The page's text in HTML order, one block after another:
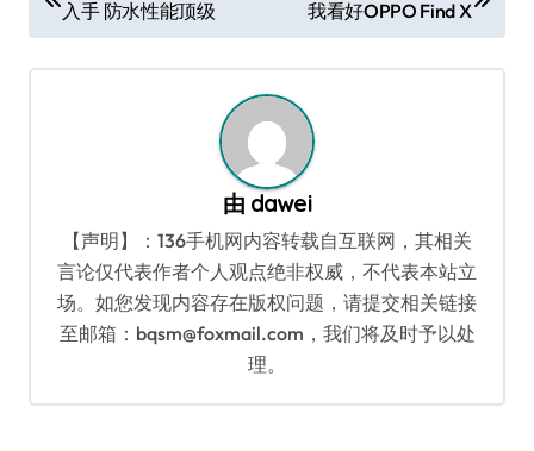
章
导
入手 防水性能顶级
我看好OPPO Find X
由 dawei
【声明】：136手机网内容转载自互联网，其相关
言论仅代表作者个人观点绝非权威，不代表本站立
场。如您发现内容存在版权问题，请提交相关链接
至邮箱：bqsm@foxmail.com，我们将及时予以处
理。